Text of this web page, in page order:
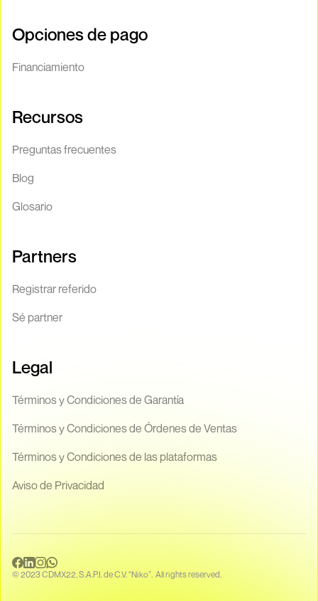
Opciones de pago
Financiamiento
Recursos
Preguntas frecuentes
Blog
Glosario
Partners
Registrar referido
Sé partner
Legal
Términos y Condiciones de Garantía
Términos y Condiciones de Órdenes de Ventas
Términos y Condiciones de las plataformas
Aviso de Privacidad
© 2023 CDMX22, S.A.P.I. de C.V. “Niko”. All rights reserved.